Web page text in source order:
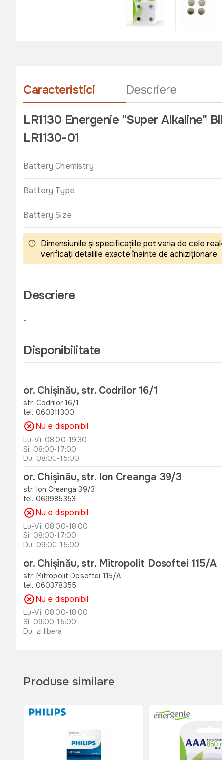
Caracteristici Descriere
LR1130 Energenie "Super Alkaline"
LR1130-01
Battery Chemistry
Battery Type
Battery Size
Dimensiunile și specificațiile pot varia de cele
verificați detaliile exacte înainte de achiziționare.
Descriere
-
Disponibilitate
or. Chișinău, str. Codrilor 16/1
str. Codrilor 16/1
tel. 060311300
Nu e disponibil
Lu-Vi: 08:00-19:30
Sî: 08:00-17:00
Du: 08:00-15:00
or. Chișinău, str. Ion Creanga 39/3
str. Ion Creanga 39/3
tel. 069985353
Nu e disponibil
Lu-Vi: 08:00-18:00
Sî: 08:00-17:00
Du: 09:00-15:00
or. Chișinău, str. Mitropolit Dosoftei 115/A
str. Mitropolit Dosoftei 115/A
tel. 060378355
Nu e disponibil
Lu-Vi: 08:00-18:00
Sî: 09:00-15:00
Du: zi libera
Nu e disponibil
Sî: 08:00-17:00
Du: 08:00-15:00
or. Edinet, str. Octavian Cirimpei 65
str. Octavian Cirimpei 65
tel. 060311174
Produse similare